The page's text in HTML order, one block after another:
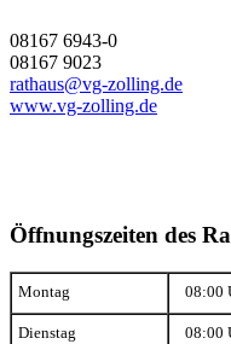
08167 6943-0
08167 9023
rathaus@vg-zolling.de
www.vg-zolling.de
Öffnungszeiten des
Montag 08:00
Dienstag 08:00